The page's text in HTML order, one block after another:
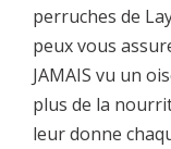
perruches de
peux vous
JAMAIS vu un
plus de la
leur donne